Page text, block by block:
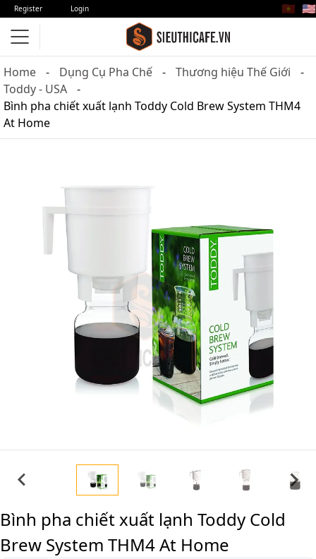
Register Login 🇻🇳 🇺🇸
Home Dụng Cụ Pha Chế
Thương hiệu Thế Giới
Toddy - USA
Bình pha chiết xuất lạnh Toddy Cold Brew System THM4
At Home
Bình pha chiết xuất lạnh Toddy Cold
Brew System THM4 At Home